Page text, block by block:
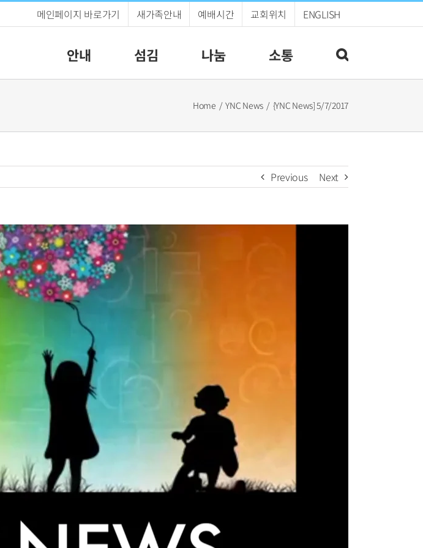
메인페이지 바로가기 새가족안내 예배시간 교회위치 ENGLISH
안내 섬김 나눔 소통
Home YNC News {YNC News] 5/7/2017
Previous Next